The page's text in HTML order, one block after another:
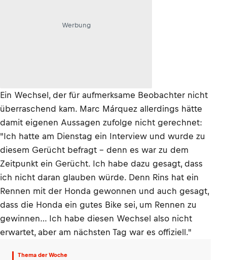
Werbung
Ein Wechsel, der für aufmerksame Beobachter nicht
überraschend kam. Marc Márquez allerdings hätte
damit eigenen Aussagen zufolge nicht gerechnet:
"Ich hatte am Dienstag ein Interview und wurde zu
diesem Gerücht befragt – denn es war zu dem
Zeitpunkt ein Gerücht. Ich habe dazu gesagt, dass
ich nicht daran glauben würde. Denn Rins hat ein
Rennen mit der Honda gewonnen und auch gesagt,
dass die Honda ein gutes Bike sei, um Rennen zu
gewinnen… Ich habe diesen Wechsel also nicht
erwartet, aber am nächsten Tag war es offiziell."
Thema der Woche